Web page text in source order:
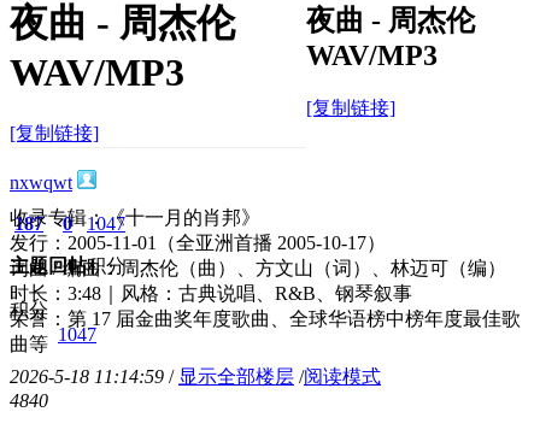
夜曲 - 周杰伦
WAV/MP3
[复制链接]
夜曲 - 周杰伦
WAV/MP3
[复制链接]
nxwqwt
187
主题
0
回帖
1047
积分
积分
1047
2026-5-18 11:14:59 / 显示全部楼层 /阅读模式
4840
收录专辑：《十一月的肖邦》
发行：2005-11-01（全亚洲首播 2005-10-17）
词曲 / 编曲：周杰伦（曲）、方文山（词）、林迈可（编）
时长：3:48｜风格：古典说唱、R&B、钢琴叙事
荣誉：第 17 届金曲奖年度歌曲、全球华语榜中榜年度最佳歌
曲等